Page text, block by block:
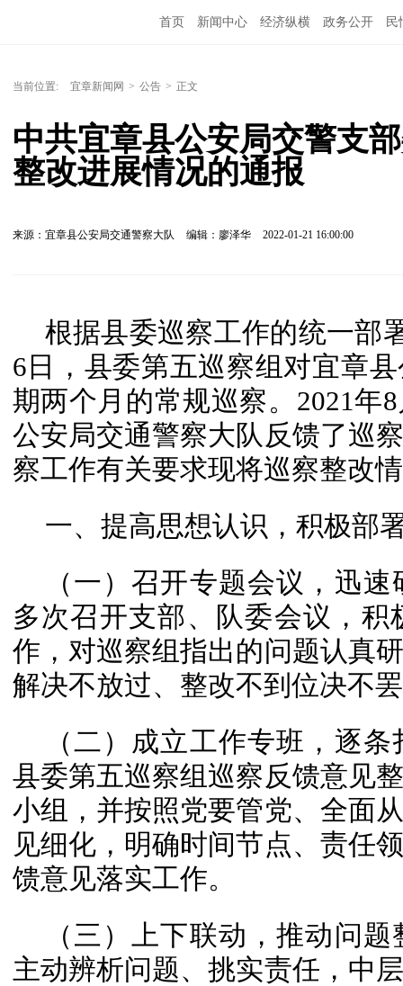
首页 新闻中心 经济纵横 政务公开 民
当前位置: 宜章新闻网 > 公告 > 正文
中共宜章县公安局交警支
整改进展情况的通报
来源：宜章县公安局交通警察大队 编辑：廖泽华 2022-01-21 16:00:00
根据县委巡察工作的统一部
6日，县委第五巡察组对宜章
期两个月的常规巡察。2021年
公安局交通警察大队反馈了巡
察工作有关要求现将巡察整改
一、提高思想认识，积极部
（一）召开专题会议，迅
多次召开支部、队委会议，
作，对巡察组指出的问题认真
解决不放过、整改不到位决不
（二）成立工作专班，逐
县委第五巡察组巡察反馈意见
小组，并按照党要管党、全面
见细化，明确时间节点、责任
馈意见落实工作。
（三）上下联动，推动问
主动辨析问题、挑实责任，中